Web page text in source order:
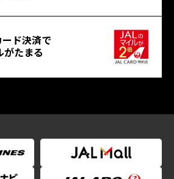
ド決済で
がたまる